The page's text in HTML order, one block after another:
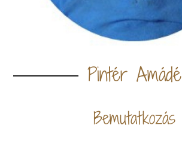
Pintér Amádé
Bemutatkozás